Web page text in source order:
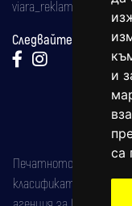
и
са
viara_reklama@mail.bg
Следвайте ни:
Печатното издание на
класификатор на